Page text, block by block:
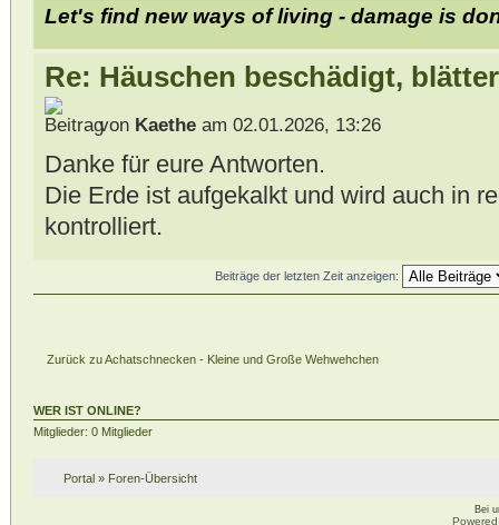
Let's find new ways of living - damage is
Re: Häuschen beschädigt,
von Kaetheam 02.01.2026, 13:26
Danke für eure Antworten.
Die Erde ist aufgekalkt und wird auch in
kontrolliert.
Beiträge der letzten Zeit anzeigen:
Zurück zu Achatschnecken - Kleine und Große Wehwehchen
WER IST ONLINE?
Mitglieder: 0 Mitglieder
Portal» Foren-Übersicht
Bei